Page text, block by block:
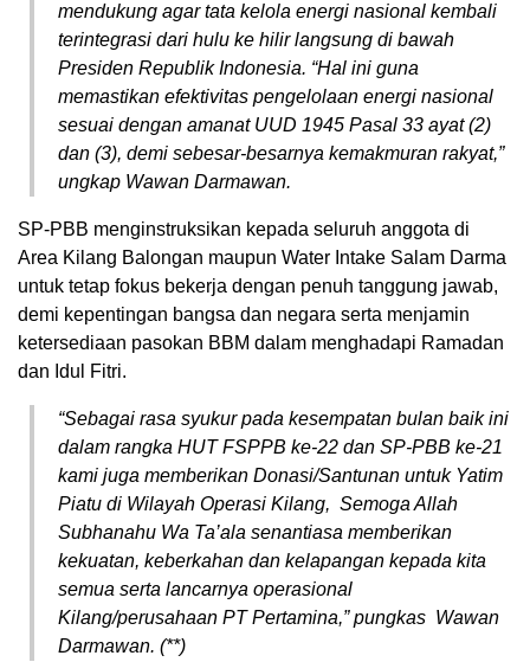
mendukung agar tata kelola energi nasional kembali
terintegrasi dari hulu ke hilir langsung di bawah
Presiden Republik Indonesia. “Hal ini guna
memastikan efektivitas pengelolaan energi nasional
sesuai dengan amanat UUD 1945 Pasal 33 ayat (2)
dan (3), demi sebesar-besarnya kemakmuran rakyat,”
ungkap Wawan Darmawan.
SP-PBB menginstruksikan kepada seluruh anggota di
Area Kilang Balongan maupun Water Intake Salam Darma
untuk tetap fokus bekerja dengan penuh tanggung jawab,
demi kepentingan bangsa dan negara serta menjamin
ketersediaan pasokan BBM dalam menghadapi Ramadan
dan Idul Fitri.
“Sebagai rasa syukur pada kesempatan bulan baik ini
dalam rangka HUT FSPPB ke-22 dan SP-PBB ke-21
kami juga memberikan Donasi/Santunan untuk Yatim
Piatu di Wilayah Operasi Kilang, Semoga Allah
Subhanahu Wa Ta’ala senantiasa memberikan
kekuatan, keberkahan dan kelapangan kepada kita
semua serta lancarnya operasional
Kilang/perusahaan PT Pertamina,” pungkas Wawan
Darmawan. (**)